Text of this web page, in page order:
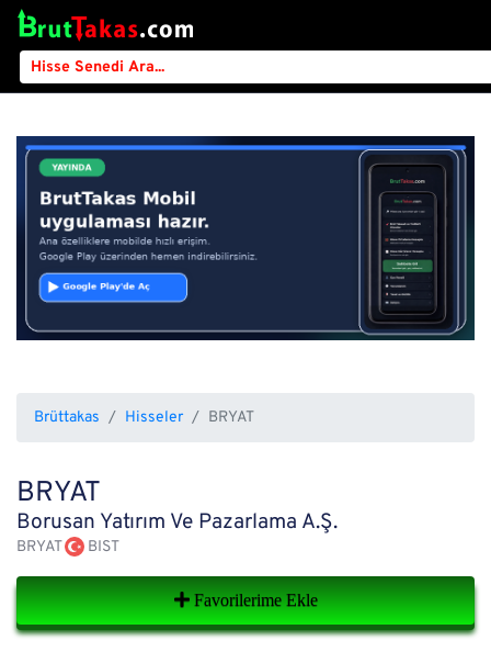
Brüttakas Hisseler BRYAT
BRYAT
Borusan Yatırım Ve Pazarlama A.Ş.
BRYAT BIST
Favorilerime Ekle